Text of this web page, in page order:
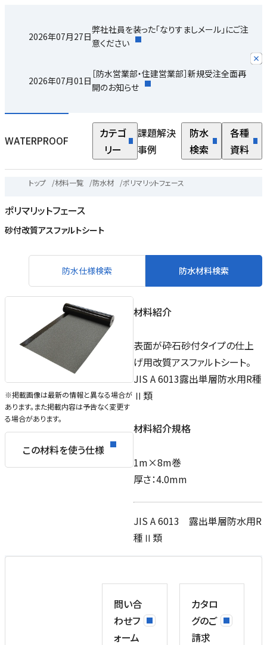
2026年07月27日
弊社社員を装った「なりすましメール」にご注
意ください
2026年07月01日
［防水営業部・住建営業部］新規受注全面再
開のお知らせ
WATERPROOF
カテゴ
リー
課題解決
事例
防水
検索
各種
資料
トップ /材料一覧 /防水材 /ポリマリットフェース
ポリマリットフェース
砂付改質アスファルトシート
防水仕様検索 防水材料検索
※掲載画像は最新の情報と異なる場合が
あります。また掲載内容は予告なく変更す
る場合があります。
この材料を使う仕様
材料紹介
表面が砕石砂付タイプの仕上
げ用改質アスファルトシート。
JIS A 6013露出単層防水用R種
Ⅱ類
材料紹介規格
1m×8m巻
厚さ：4.0mm
JIS A 6013 露出単層防水用R
種Ⅱ類
問い合
わせフ
ォーム
カタロ
グのご
請求